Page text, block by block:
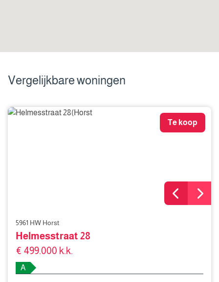
Vergelijkbare woningen
Te koop
5961 HW Horst
Helmesstraat 28
€ 499.000 k.k.
A